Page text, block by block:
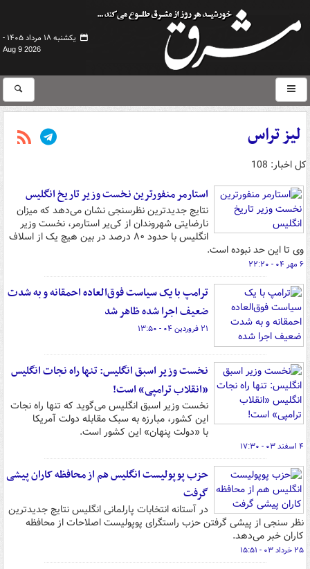
یکشنبه ۱۸ مرداد ۱۴۰۵ -
Aug 9 2026
لیز تراس
کل اخبار: 108
استارمر منفورترین نخست وزیر تاریخ انگلیس
نتایج جدیدترین نظرسنجی نشان می‌دهد که میزان
نارضایتی شهروندان از کی‌یر استارمر، نخست وزیر
انگلیس با حدود ۸۰ درصد در بین هیچ یک از اسلاف
وی تا این حد نبوده است.
۶ مهر ۰۴ - ۲۲:۲۰
ترامپ با یک سیاست فوق‌العاده احمقانه و به شدت
ضعیف اجرا شده ظاهر شد
۲۱ فروردین ۰۴ - ۱۳:۵۰
نخست وزیر اسبق انگلیس: تنها راه نجات انگلیس
«انقلاب ترامپی» است!
نخست وزیر اسبق انگلیس می‌گوید که تنها راه نجات
این کشور، مبارزه به سبک مقابله دولت آمریکا
با «دولت پنهان» این کشور است.
۴ اسفند ۰۳ - ۱۷:۳۰
حزب پوپولیست انگلیس هم از محافظه کاران پیشی
گرفت
در آستانه انتخابات پارلمانی انگلیس نتایج جدیدترین
نظر سنجی از پیشی گرفتن حزب راستگرای پوپولیست اصلاحات از محافظه
کاران خبر می‌دهد.
۲۵ خرداد ۰۳ - ۱۵:۵۱